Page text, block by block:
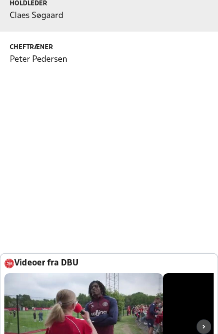
HOLDLEDER
Claes Søgaard
CHEFTRÆNER
Peter Pedersen
Videoer fra DBU